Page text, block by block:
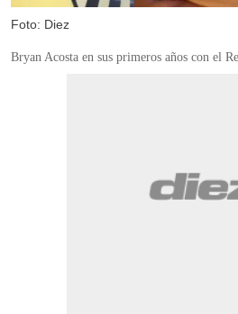
Foto: Diez
Bryan Acosta en sus primeros años con el